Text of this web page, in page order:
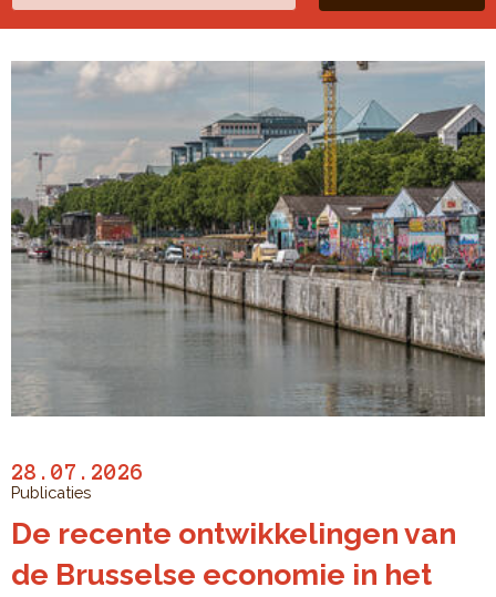
28.07.2026
Publicaties
De recente ontwikkelingen van
de Brusselse economie in het